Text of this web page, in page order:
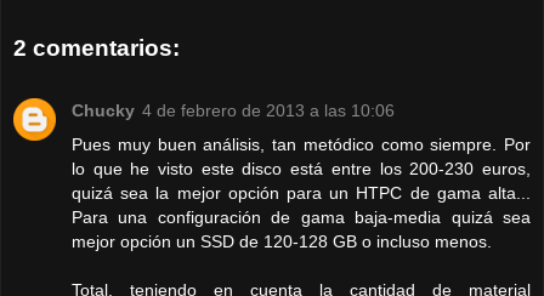
2 comentarios:
Chucky 4 de febrero de 2013 a las 10:06
Pues muy buen análisis, tan metódico como siempre. Por
lo que he visto este disco está entre los 200-230 euros,
quizá sea la mejor opción para un HTPC de gama alta...
Para una configuración de gama baja-media quizá sea
mejor opción un SSD de 120-128 GB o incluso menos.
Total, teniendo en cuenta la cantidad de material